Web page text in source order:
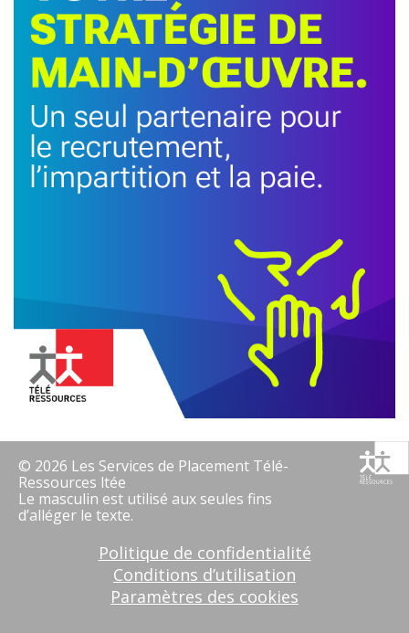
© 2026 Les Services de Placement Télé-
Ressources ltée
Le masculin est utilisé aux seules fins
d’alléger le texte.
Politique de confidentialité
Conditions d’utilisation
Paramètres des cookies